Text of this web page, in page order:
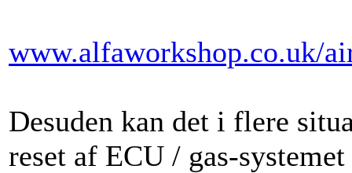
www.alfaworkshop.co.uk/
Desuden kan det i flere
reset af ECU / gas-